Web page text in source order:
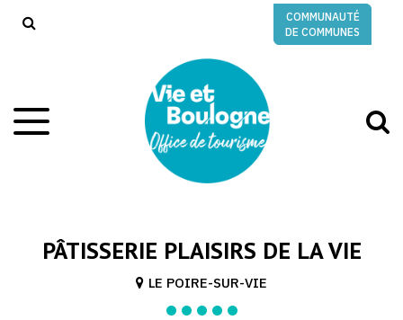
COMMUNAUTÉ
DE COMMUNES
Aller
à
PÂTISSERIE PLAISIRS DE LA VIE
LE POIRE-SUR-VIE